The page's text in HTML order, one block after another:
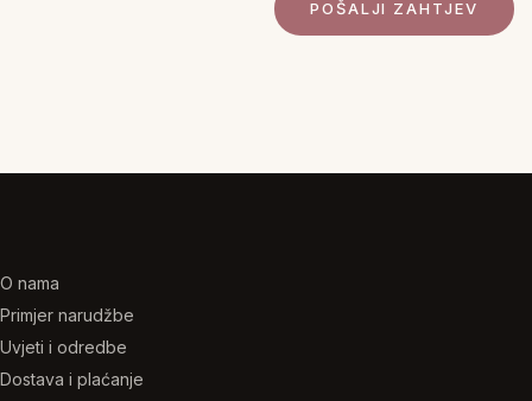
O nama
Primjer narudžbe
Uvjeti i odredbe
Dostava i plaćanje